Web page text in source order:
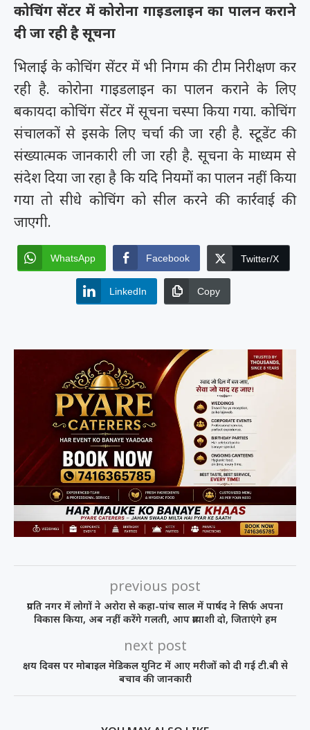
कोचिंग सेंटर में कोरोना गाइडलाइन का पालन कराने
दी जा रही है सूचना
भिलाई के कोचिंग सेंटर में भी निगम की टीम निरीक्षण कर
रही है. कोरोना गाइडलाइन का पालन कराने के लिए
बकायदा कोचिंग सेंटर में सूचना चस्पा किया गया. कोचिंग
संचालकों से इसके लिए चर्चा की जा रही है. स्टूडेंट की
संख्यात्मक जानकारी ली जा रही है. सूचना के माध्यम से
संदेश दिया जा रहा है कि यदि नियमों का पालन नहीं किया
गया तो सीधे कोचिंग को सील करने की कार्रवाई की
जाएगी.
WhatsApp Facebook Twitter/X
LinkedIn Copy
previous post
प्रगति नगर में लोगों ने अरोरा से कहा-पांच साल में पार्षद ने सिर्फ अपना
विकास किया, अब नहीं करेंगे गलती, आप प्रत्याशी दो, जिताएंगे हम
next post
क्षय दिवस पर मोबाइल मेडिकल युनिट में आए मरीजों को दी गई टी.बी से
बचाव की जानकारी